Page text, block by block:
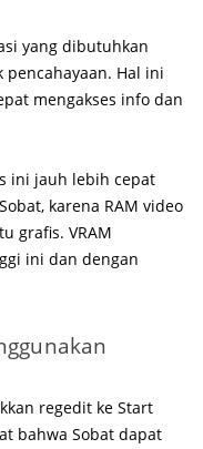
yang dibutuhkan
pencahayaan. Hal ini
mengakses info dan
ini jauh lebih cepat
karena RAM video
grafis. VRAM
ini dan dengan
regedit ke Start
bahwa Sobat dapat